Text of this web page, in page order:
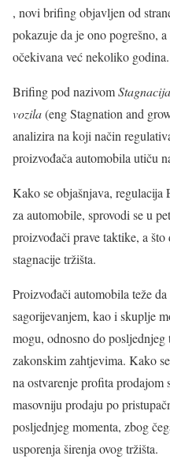
, novi brifing objavljen od
pokazuje da je ono pogrešno,
očekivana već nekoliko godina.
Brifing pod nazivom
vozila(eng Stagnation and
analizira na koji način
proizvođača automobila utiču
Kako se objašnjava, regulacija
za automobile, sprovodi se u
proizvođači prave taktike, a
stagnacije tržišta.
Proizvođači automobila teže
sagorijevanjem, kao i skuplje
mogu, odnosno do posljednjeg
zakonskim zahtjevima. Kako
na ostvarenje profita
masovniju prodaju po
posljednjeg momenta, zbog
usporenja širenja ovog tržišta.